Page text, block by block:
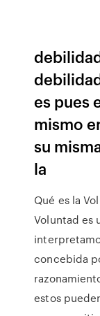
es pues
mismo
su
la
Qué es la
Voluntad es
concebida
estos